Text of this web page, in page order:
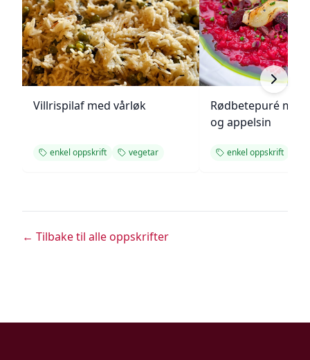
Villrispilaf med vårløk
enkel oppskrift vegetar
Rødbetepuré
og appelsin
enkel oppskrift
← Tilbake til alle oppskrifter